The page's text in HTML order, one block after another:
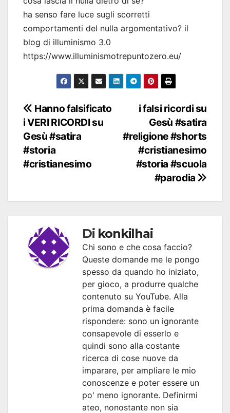
ha senso fare luce sugli scorretti
comportamenti del nulla argomentativo? il
blog di illuminismo 3.0
https://www.illuminismotrepuntozero.eu/
Navigazione
articoli
i falsi ricordi su
Gesù #satira
#religione #shorts
#cristianesimo
#storia #scuola
#parodia
Hanno falsificato
i VERI RICORDI su
Gesù #satira
#storia
#cristianesimo
Di konkilhai
Chi sono e che cosa faccio?
Queste domande me le pongo
spesso da quando ho iniziato,
per gioco, a produrre qualche
contenuto su YouTube. Alla
prima domanda è facile
rispondere: sono un ignorante
consapevole di esserlo e
quindi sono alla costante
ricerca di cose nuove da
imparare, per ampliare le mio
conoscenze e poter essere un
po' meno ignorante. Definirmi
ateo, nonostante non sia